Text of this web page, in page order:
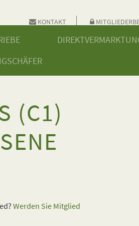
KONTAKT
(C1)
Werden Sie Mitglied